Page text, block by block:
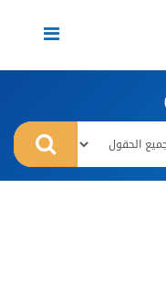
Toggle
navigation